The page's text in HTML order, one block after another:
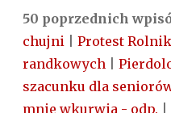
50 poprzednich
chujni
Protest
randkowych
szacunku dla
mnie wkurwia - odp.